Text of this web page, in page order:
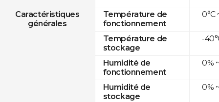
Caractéristiques
générales
Température de
fonctionnement
Température de
stockage
Humidité de
fonctionnement
Humidité de
stockage
0°C
-
0%
0%